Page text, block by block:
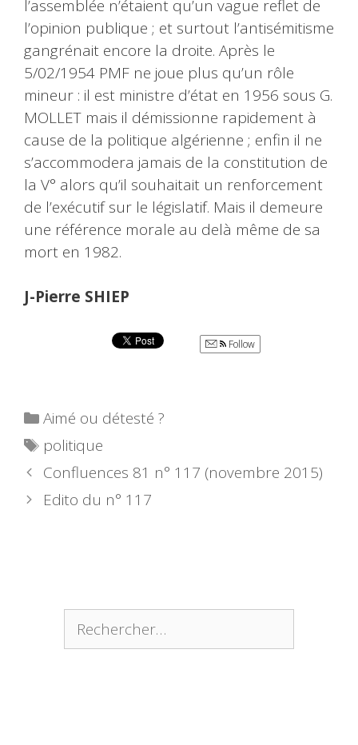
l’assemblée n’étaient qu’un vague reflet de
l’opinion publique ; et surtout l’antisémitisme
gangrénait encore la droite. Après le
5/02/1954 PMF ne joue plus qu’un rôle
mineur : il est ministre d’état en 1956 sous G.
MOLLET mais il démissionne rapidement à
cause de la politique algérienne ; enfin il ne
s’accommodera jamais de la constitution de
la V° alors qu’il souhaitait un renforcement
de l’exécutif sur le législatif. Mais il demeure
une référence morale au delà même de sa
mort en 1982.
J-Pierre SHIEP
Follow
Catégories
Aimé ou détesté ?
Étiquettes
politique
Confluences 81 n° 117 (novembre 2015)
Edito du n° 117
Rechercher :